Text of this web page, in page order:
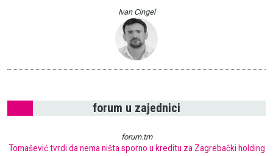
Ivan Cingel
forum u zajednici
forum.tm
Tomašević tvrdi da nema ništa sporno u kreditu za Zagrebački holding